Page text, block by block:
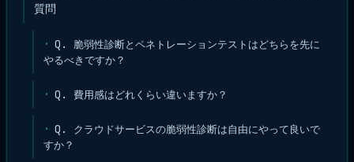
質問
Q. 脆弱性診断とペネトレーションテストはどちらを先に
やるべきですか？
Q. 費用感はどれくらい違いますか？
Q. クラウドサービスの脆弱性診断は自由にやって良いで
すか？